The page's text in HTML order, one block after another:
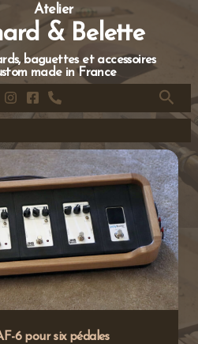
Atelier
& Belette
baguettes et accessoires
made in France
6 pour six pédales